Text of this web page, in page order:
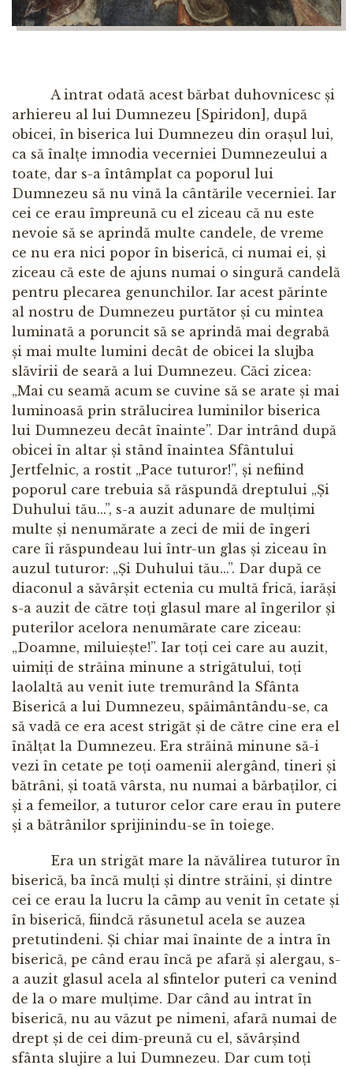
A intrat odată acest bărbat duhovnicesc și
arhiereu al lui Dumnezeu [Spiridon], după
obicei, în biserica lui Dumnezeu din orașul lui,
ca să înalțe imnodia vecerniei Dumnezeului a
toate, dar s-a întâmplat ca poporul lui
Dumnezeu să nu vină la cântările vecerniei. Iar
cei ce erau împreună cu el ziceau că nu este
nevoie să se aprindă multe candele, de vreme
ce nu era nici popor în biserică, ci numai ei, și
ziceau că este de ajuns numai o singură candelă
pentru plecarea genunchilor. Iar acest părinte
al nostru de Dumnezeu purtător și cu mintea
luminată a poruncit să se aprindă mai degrabă
și mai multe lumini decât de obicei la slujba
slăvirii de seară a lui Dumnezeu. Căci zicea:
„Mai cu seamă acum se cuvine să se arate și mai
luminoasă prin strălucirea luminilor biserica
lui Dumnezeu decât înainte”. Dar intrând după
obicei în altar și stând înaintea Sfântului
Jertfelnic, a rostit „Pace tuturor!”, și nefiind
poporul care trebuia să răspundă dreptului „Și
Duhului tău...”, s-a auzit adunare de mulțimi
multe și nenumărate a zeci de mii de îngeri
care îi răspundeau lui într-un glas și ziceau în
auzul tuturor: „Și Duhului tău...”. Dar după ce
diaconul a săvârșit ectenia cu multă frică, iarăși
s-a auzit de către toți glasul mare al îngerilor și
puterilor acelora nenumărate care ziceau:
„Doamne, miluiește!”. Iar toți cei care au auzit,
uimiți de străina minune a strigătului, toți
laolaltă au venit iute tremurând la Sfânta
Biserică a lui Dumnezeu, spăimântându-se, ca
să vadă ce era acest strigăt și de către cine era el
înălțat la Dumnezeu. Era străină minune să-i
vezi în cetate pe toți oamenii alergând, tineri și
bătrâni, și toată vârsta, nu numai a bărbaților, ci
și a femeilor, a tuturor celor care erau în putere
și a bătrânilor sprijinindu-se în toiege.
Era un strigăt mare la năvălirea tuturor în
biserică, ba încă mulți și dintre străini, și dintre
cei ce erau la lucru la câmp au venit în cetate și
în biserică, fiindcă răsunetul acela se auzea
pretutindeni. Și chiar mai înainte de a intra în
biserică, pe când erau încă pe afară și alergau, s-
a auzit glasul acela al sfintelor puteri ca venind
de la o mare mulțime. Dar când au intrat în
biserică, nu au văzut pe nimeni, afară numai de
drept și de cei dim-preună cu el, săvârșind
sfânta slujire a lui Dumnezeu. Dar cum toți